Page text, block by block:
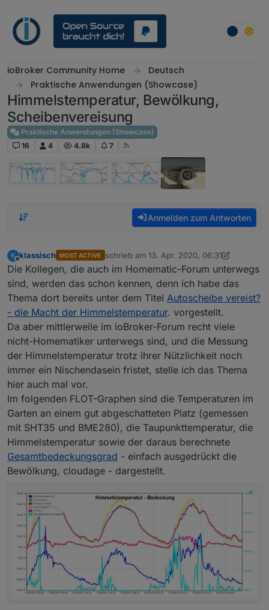
ioBroker Community Home
Deutsch
Praktische Anwendungen (Showcase)
Himmelstemperatur, Bewölkung,
Scheibenvereisung
Praktische Anwendungen (Showcase)
16
4 4.8k 7
Anmelden zum Antworten
K
Offline
klassisch MOST ACTIVE schrieb am 13. Apr. 2020, 06:31
zuletzt editiert von klassisch
Die Kollegen, die auch im Homematic-Forum unterwegs
sind, werden das schon kennen, denn ich habe das
Thema dort bereits unter dem Titel Autoscheibe vereist?
- die Macht der Himmelstemperatur. vorgestellt.
Da aber mittlerweile im ioBroker-Forum recht viele
nicht-Homematiker unterwegs sind, und die Messung
der Himmelstemperatur trotz ihrer Nützlichkeit noch
immer ein Nischendasein fristet, stelle ich das Thema
hier auch mal vor.
Im folgenden FLOT-Graphen sind die Temperaturen im
Garten an einem gut abgeschatteten Platz (gemessen
mit SHT35 und BME280), die Taupunkttemperatur, die
Himmelstemperatur sowie der daraus berechnete
Gesamtbedeckungsgrad - einfach ausgedrückt die
Bewölkung, cloudage - dargestellt.